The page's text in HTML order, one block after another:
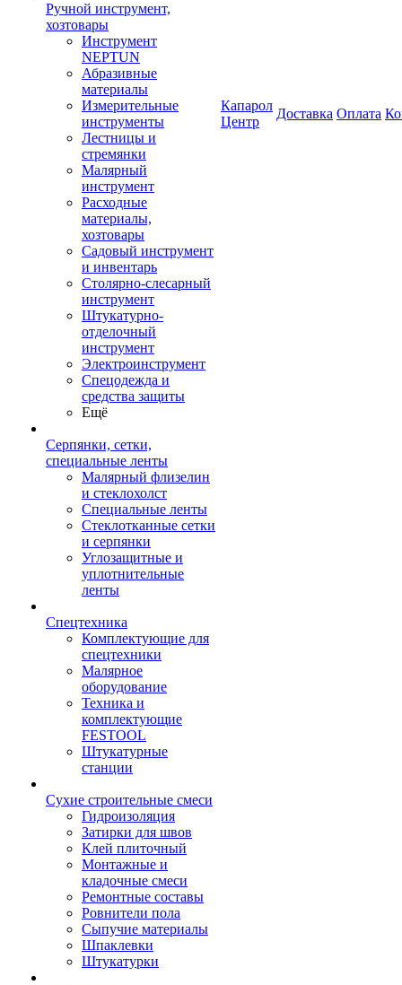
Ручной инструмент,
хозтовары
Инструмент
NEPTUN
Абразивные
материалы
Измерительные
инструменты
Лестницы и
стремянки
Малярный
инструмент
Расходные
материалы,
хозтовары
Садовый инструмент
и инвентарь
Столярно-слесарный
инструмент
Штукатурно-
отделочный
инструмент
Электроинструмент
Спецодежда и
средства защиты
Ещё
Серпянки, сетки,
специальные ленты
Малярный флизелин
и стеклохолст
Специальные ленты
Стеклотканные сетки
и серпянки
Углозащитные и
уплотнительные
ленты
Спецтехника
Комплектующие для
спецтехники
Малярное
оборудование
Техника и
комплектующие
FESTOOL
Штукатурные
станции
Сухие строительные смеси
Гидроизоляция
Затирки для швов
Клей плиточный
Монтажные и
кладочные смеси
Ремонтные составы
Ровнители пола
Сыпучие материалы
Шпаклевки
Штукатурки
Капарол
Центр
Доставка Оплата